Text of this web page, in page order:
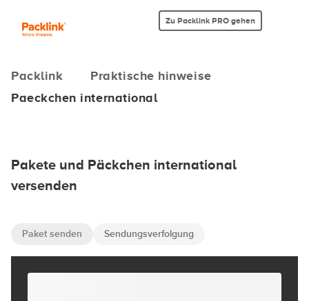
Zu Packlink PRO gehen
Packlink
Praktische hinweise
Paeckchen international
Pakete und Päckchen international
versenden
Paket senden Sendungsverfolgung